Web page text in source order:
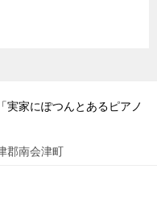
実家にぽつんとあるピアノ
郡南会津町